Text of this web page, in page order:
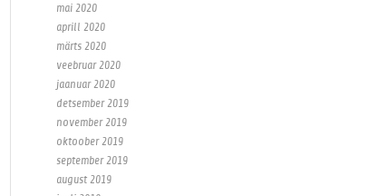
mai 2020
aprill 2020
märts 2020
veebruar 2020
jaanuar 2020
detsember 2019
november 2019
oktoober 2019
september 2019
august 2019